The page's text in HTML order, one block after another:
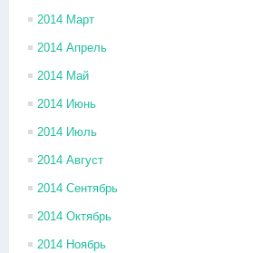
2014 Март
2014 Апрель
2014 Май
2014 Июнь
2014 Июль
2014 Август
2014 Сентябрь
2014 Октябрь
2014 Ноябрь